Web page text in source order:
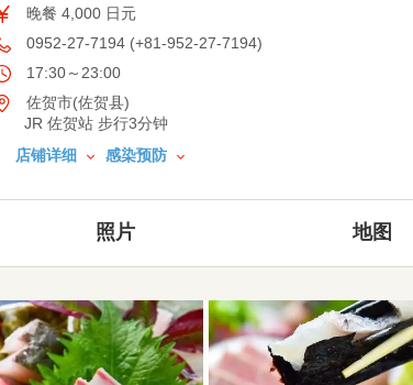
晚餐 4,000 日元
0952-27-7194 (+81-952-27-7194)
17:30～23:00
佐贺市(佐贺县)
JR 佐贺站 步行3分钟
店铺详细
感染预防
照片 地图